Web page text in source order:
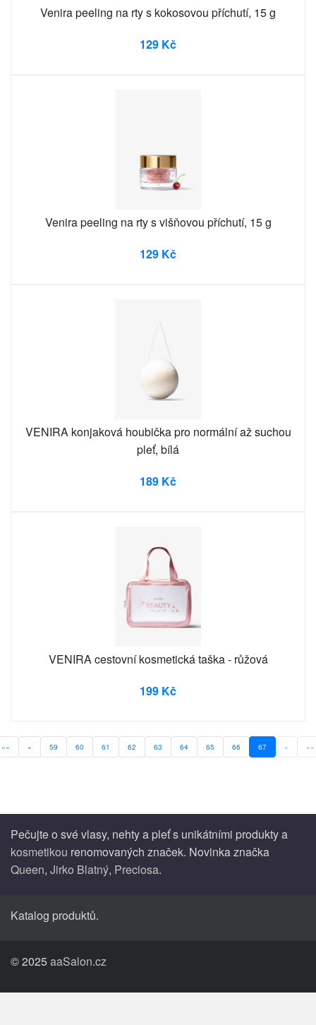
Venira peeling na rty s kokosovou příchutí, 15 g
129 Kč
Venira peeling na rty s višňovou příchutí, 15 g
129 Kč
VENIRA konjaková houbička pro normální až suchou
pleť, bílá
189 Kč
VENIRA cestovní kosmetická taška - růžová
199 Kč
«« « 59 60 61 62 63 64 65 66 67 » »»
Pečujte o své vlasy, nehty a pleť s unikátními produkty a
kosmetikou renomovaných značek. Novinka značka
Queen, Jirko Blatný, Preciosa.
Katalog produktů.
© 2025aaSalon.cz